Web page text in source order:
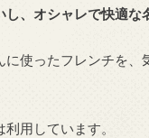
し、オシャレで快適な
に使ったフレンチを、
用しています。